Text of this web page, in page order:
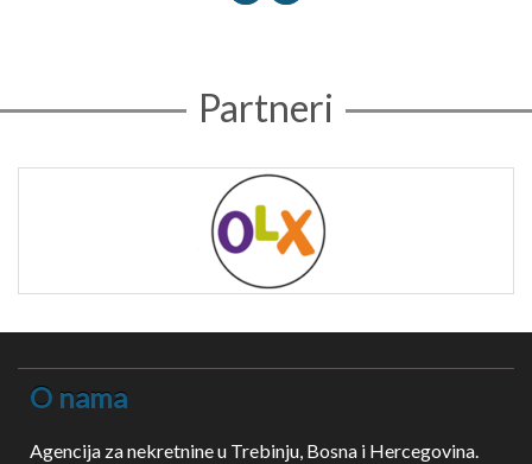
Partneri
O nama
Agencija za nekretnine u Trebinju, Bosna i Hercegovina.